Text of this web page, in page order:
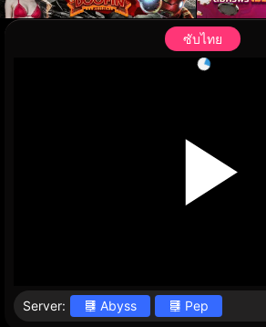
ซับไทย
Server: Abyss Pep